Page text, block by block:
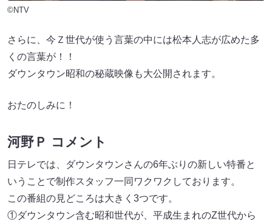
©NTV
さらに、今Ｚ世代が使う言葉の中には松本人志が広めた多
くの言葉が！！
ダウンタウン昭和の秘蔵映像も大公開されます。
おたのしみに！
河野Ｐ コメント
日テレでは、ダウンタウンさんの6年ぶりの新しい特番と
いうことで制作スタッフ一同ワクワクしております。
この番組の見どころは大きく3つです。
①ダウンタウン含む昭和世代が、平成生まれのZ世代から